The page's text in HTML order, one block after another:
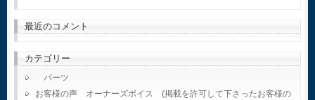
最近のコメント
カテゴリー
パーツ
お客様の声 オーナーズボイス (掲載を許可して下さったお客様の